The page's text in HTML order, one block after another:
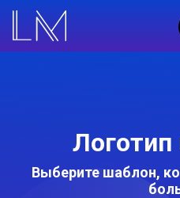
Выберите шаблон,